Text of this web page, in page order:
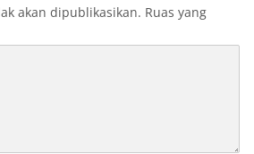
akan dipublikasikan. Ruas yang